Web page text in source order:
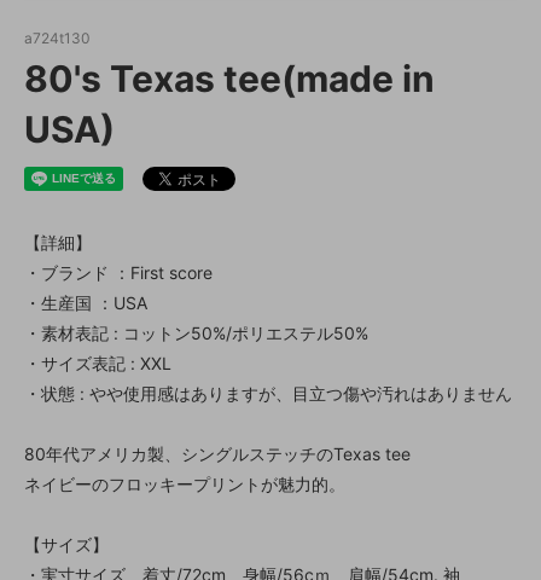
a724t130
80's Texas tee(made in
USA)
【詳細】
・ブランド ：First score
・生産国 ：USA
・素材表記 : コットン50%/ポリエステル50%
・サイズ表記 : XXL
・状態 : やや使用感はありますが、目立つ傷や汚れはありません
80年代アメリカ製、シングルステッチのTexas tee
ネイビーのフロッキープリントが魅力的。
【サイズ】
・実寸サイズ 着丈/72cm 身幅/56cｍ 肩幅/54cm. 袖